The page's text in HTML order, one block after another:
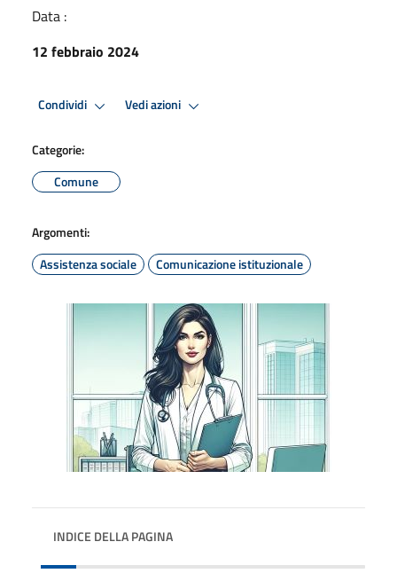
Data :
12 febbraio 2024
Condividi Vedi azioni
Categorie:
Comune
Argomenti:
Assistenza sociale
Comunicazione istituzionale
INDICE DELLA PAGINA